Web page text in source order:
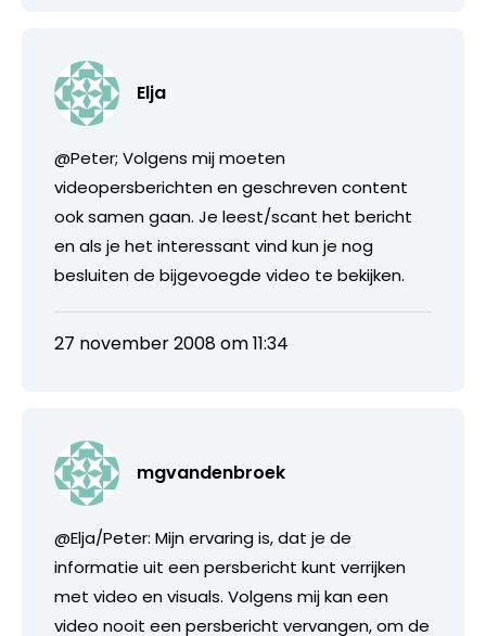
Elja
@Peter; Volgens mij moeten
videopersberichten en geschreven content
ook samen gaan. Je leest/scant het bericht
en als je het interessant vind kun je nog
besluiten de bijgevoegde video te bekijken.
27 november 2008 om 11:34
mgvandenbroek
@Elja/Peter: Mijn ervaring is, dat je de
informatie uit een persbericht kunt verrijken
met video en visuals. Volgens mij kan een
video nooit een persbericht vervangen, om de